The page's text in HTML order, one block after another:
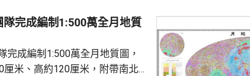
充分發揮北部灣海域聯合巡邏機
息共享和情報互通。 劉三江在
公安部有關負責人舉行工作...
隊完成編制1:500萬全月地質
完成編制1:500萬全月地質圖，
厘米、高約120厘米，附帶南北